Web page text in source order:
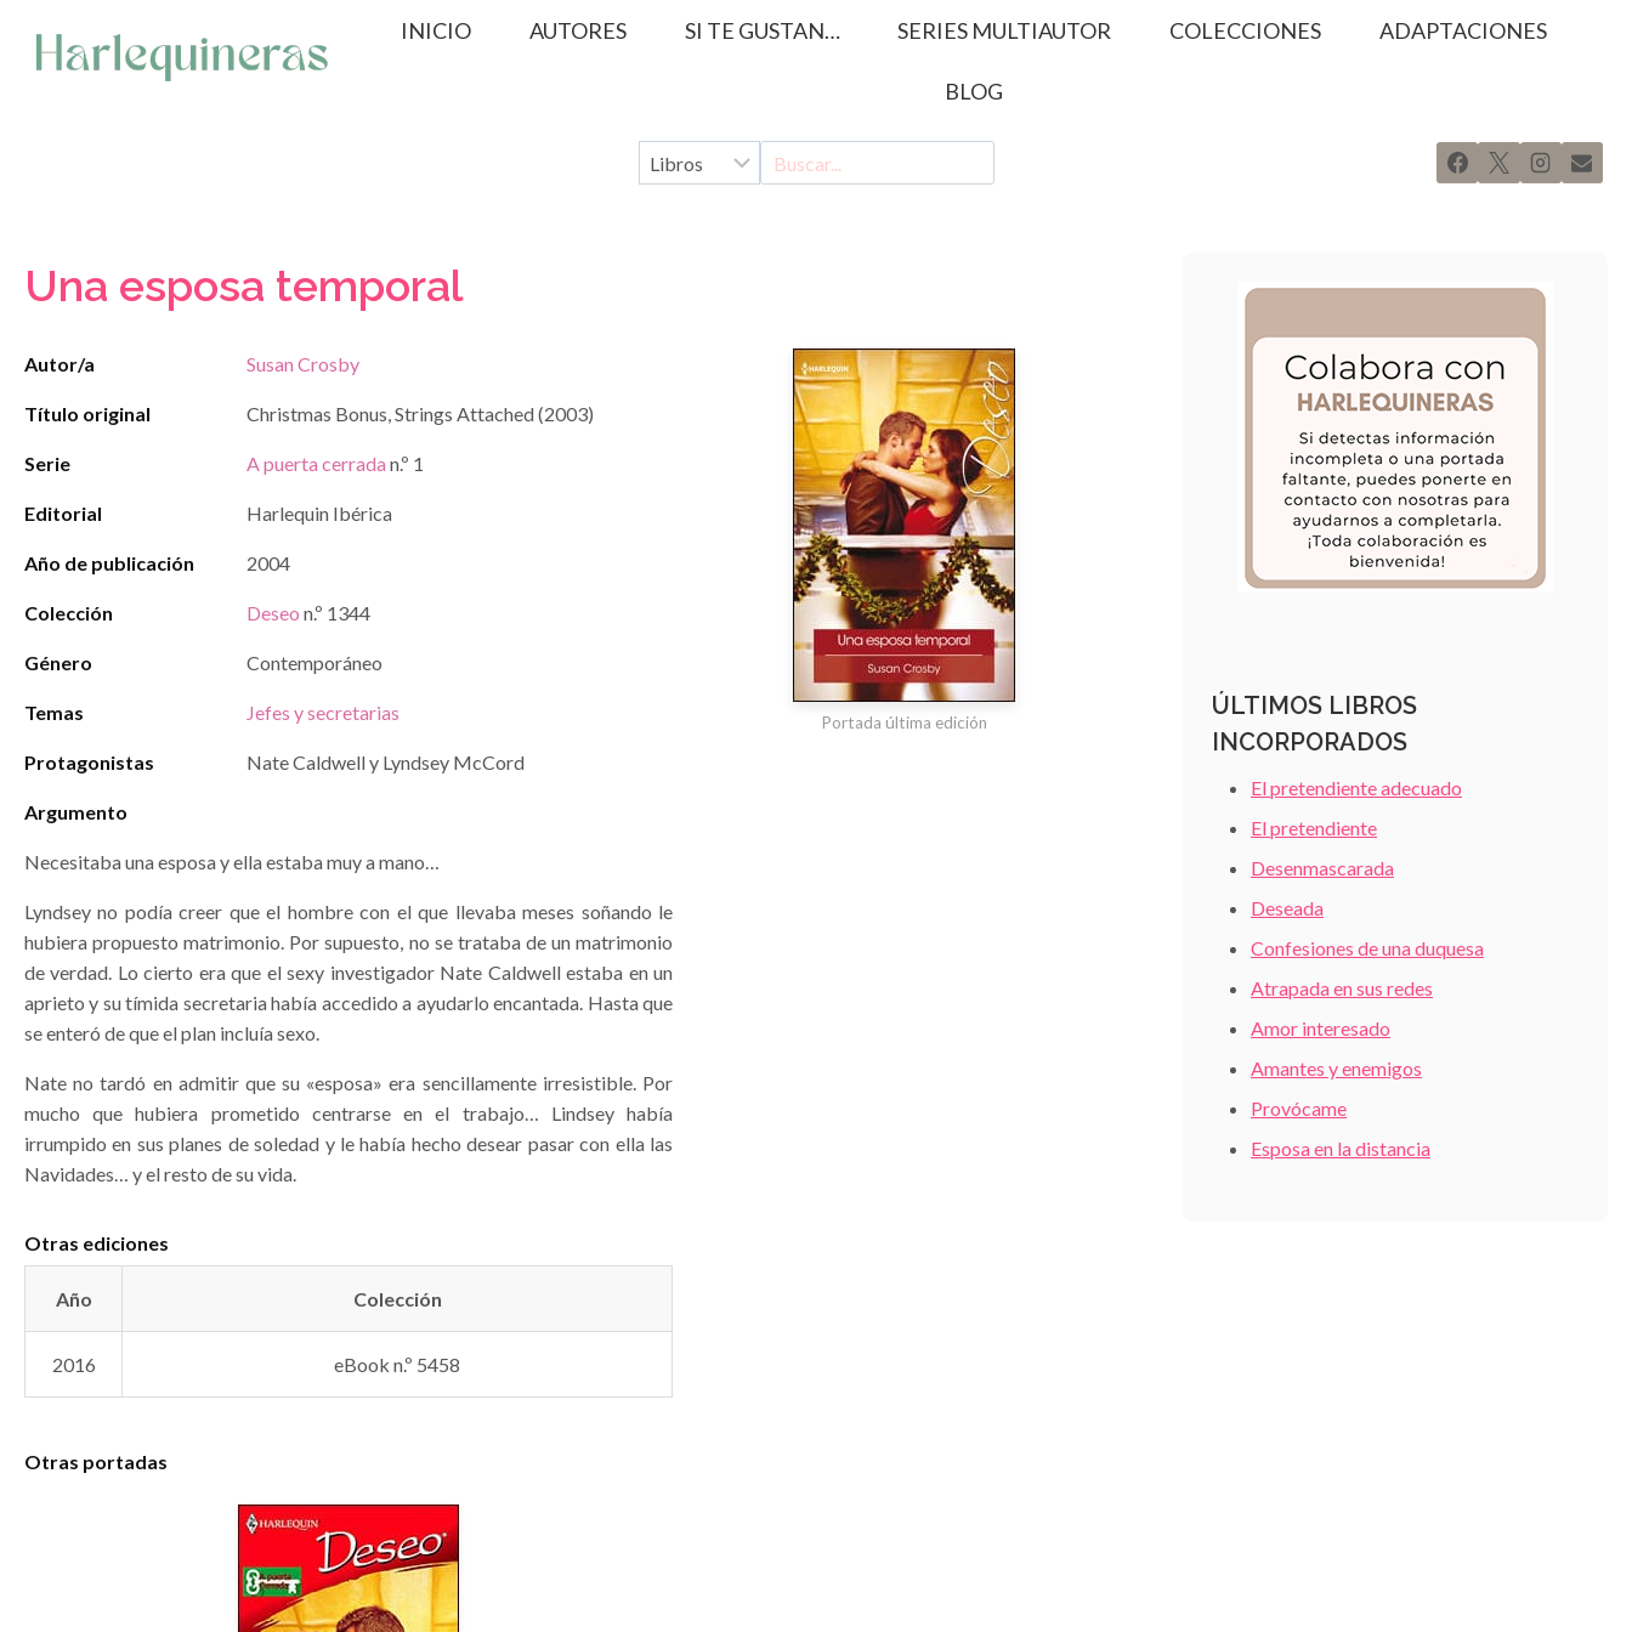
contenido
INICIO AUTORES SI TE GUSTAN… SERIES MULTIAUTOR COLECCIONES ADAPTACIONES
BLOG
Una esposa temporal
Autor/a Susan Crosby
Título original Christmas Bonus, Strings Attached (2003)
Serie A puerta cerrada n.º 1
Editorial Harlequin Ibérica
Año de publicación 2004
Colección Deseo n.º 1344
Género Contemporáneo
Temas Jefes y secretarias
Protagonistas Nate Caldwell y Lyndsey McCord
Argumento
Necesitaba una esposa y ella estaba muy a mano…
Lyndsey no podía creer que el hombre con el que llevaba meses soñando le
hubiera propuesto matrimonio. Por supuesto, no se trataba de un matrimonio
de verdad. Lo cierto era que el sexy investigador Nate Caldwell estaba en un
aprieto y su tímida secretaria había accedido a ayudarlo encantada. Hasta que
se enteró de que el plan incluía sexo.
Nate no tardó en admitir que su «esposa» era sencillamente irresistible. Por
mucho que hubiera prometido centrarse en el trabajo… Lindsey había
irrumpido en sus planes de soledad y le había hecho desear pasar con ella las
Navidades… y el resto de su vida.
Otras ediciones
Año Colección
2016 eBook n.º 5458
Otras portadas
Portada última edición
ÚLTIMOS LIBROS
INCORPORADOS
El pretendiente adecuado
El pretendiente
Desenmascarada
Deseada
Confesiones de una duquesa
Atrapada en sus redes
Amor interesado
Amantes y enemigos
Provócame
Esposa en la distancia